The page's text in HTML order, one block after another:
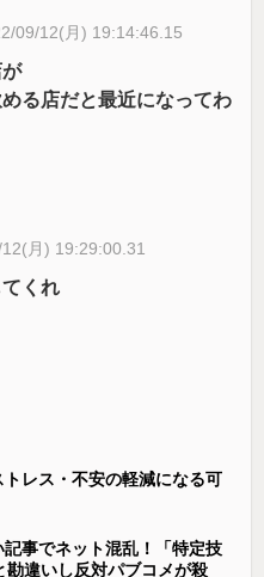
09/12(月) 19:14:46.15
る店だと最近になってわ
月) 19:29:00.31
くれ
トレス・不安の軽減になる可
記事でネット混乱！「特定技
違いし反対パブコメが殺